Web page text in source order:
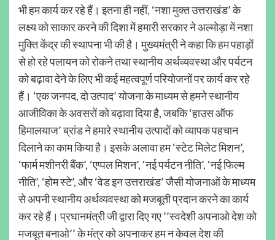
भी हम कार्य कर रहे हैं। इतना ही नहीं, ‘नशा मुक्त उत्तराखंड’ के
लक्ष्य को साकार करने की दिशा में हमारी सरकार ने अल्मोड़ा में नशा
मुक्ति केंद्र की स्थापना भी की है। मुख्यमंत्री ने कहा कि हम पहाड़ों
से हो रहे पलायन को रोकने तथा स्थानीय अर्थव्यवस्था और पर्यटन
को बढ़ावा देने के लिए भी कई महत्वपूर्ण परियोजनों पर कार्य कर रहे
हैं। ‘एक जनपद, दो उत्पाद’ योजना के माध्यम से हमने स्थानीय
आजीविका के अवसरों को बढ़ावा दिया है, जबकि ‘हाउस ऑफ
हिमालयाज’ ब्रांड ने हमारे स्थानीय उत्पादों को व्यापक पहचान
दिलाने का काम किया है। इसके अलावा हम ‘स्टेट मिलेट मिशन’,
‘फार्म मशीनरी बैंक’, ‘एप्पल मिशन’, ‘नई पर्यटन नीति’, ‘नई फिल्म
नीति’, ‘होम स्टे’, और ‘वेड इन उत्तराखंड’ जैसी योजनाओं के माध्यम
से अपनी स्थानीय अर्थव्यवस्था को मजबूती प्रदान करने का कार्य
कर रहे हैं। प्रधानमंत्री जी द्वारा दिए गए ’’स्वदेशी अपनाओ देश को
मजबूत बनाओ’’ के मंत्र को अपनाकर हम न केवल देश की